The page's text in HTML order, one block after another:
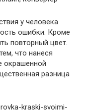
у человека
ошибки. Кроме
повторный цвет.
что нанеся
окрашенной
разница
kraski-svoimi-